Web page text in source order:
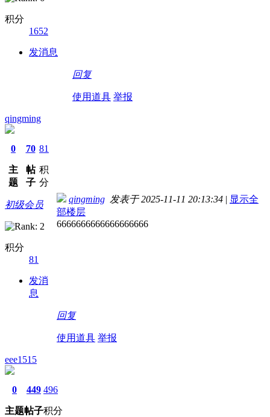
积分
1652
发消息
回复
使用道具 举报
qingming
0
主
题
70
帖
子
81
积
分
初级会员
积分
81
发消
息
qingming 发表于 2025-11-11 20:13:34 | 显示全
部楼层
6666666666666666666
回复
使用道具 举报
eee1515
0
主题
449
帖子
496
积分